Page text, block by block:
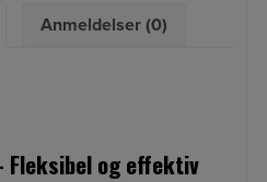
Anmeldelser (0)
Fleksibel og effektiv